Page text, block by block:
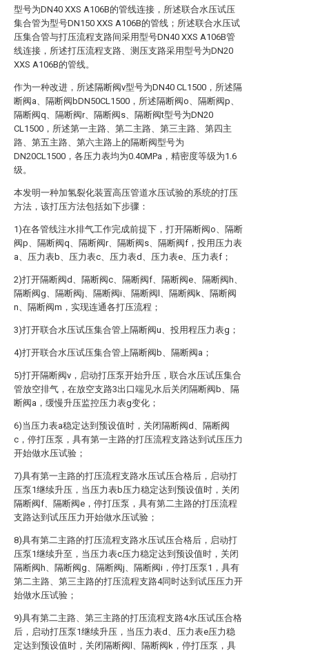
型号为DN40 XXS A106B的管线连接，所述联合水压试压
集合管为型号DN150 XXS A106B的管线；所述联合水压试
压集合管与打压流程支路间采用型号DN40 XXS A106B管
线连接，所述打压流程支路、测压支路采用型号为DN20
XXS A106B的管线。
作为一种改进，所述隔断阀v型号为DN40 CL1500，所述隔
断阀a、隔断阀bDN50CL1500，所述隔断阀o、隔断阀p、
隔断阀q、隔断阀r、隔断阀s、隔断阀t型号为DN20
CL1500，所述第一主路、第二主路、第三主路、第四主
路、第五主路、第六主路上的隔断阀型号为
DN20CL1500，各压力表均为0.40MPa，精密度等级为1.6
级。
本发明一种加氢裂化装置高压管道水压试验的系统的打压
方法，该打压方法包括如下步骤：
1)在各管线注水排气工作完成前提下，打开隔断阀o、隔断
阀p、隔断阀q、隔断阀r、隔断阀s、隔断阀f，投用压力表
a、压力表b、压力表c、压力表d、压力表e、压力表f；
2)打开隔断阀d、隔断阀c、隔断阀f、隔断阀e、隔断阀h、
隔断阀g、隔断阀j、隔断阀i、隔断阀l、隔断阀k、隔断阀
n、隔断阀m，实现连通各打压流程；
3)打开联合水压试压集合管上隔断阀u、投用程压力表g；
4)打开联合水压试压集合管上隔断阀b、隔断阀a；
5)打开隔断阀v，启动打压泵开始升压，联合水压试压集合
管放空排气，在放空支路3出口端见水后关闭隔断阀b、隔
断阀a，缓慢升压监控压力表g变化；
6)当压力表a稳定达到预设值时，关闭隔断阀d、隔断阀
c，停打压泵，具有第一主路的打压流程支路达到试压压力
开始做水压试验；
7)具有第一主路的打压流程支路水压试压合格后，启动打
压泵1继续升压，当压力表b压力稳定达到预设值时，关闭
隔断阀f、隔断阀e，停打压泵，具有第二主路的打压流程
支路达到试压压力开始做水压试验；
8)具有第二主路的打压流程支路水压试压合格后，启动打
压泵1继续升至，当压力表c压力稳定达到预设值时，关闭
隔断阀h、隔断阀g、隔断阀j、隔断阀i，停打压泵1，具有
第二主路、第三主路的打压流程支路4同时达到试压压力开
始做水压试验；
9)具有第二主路、第三主路的打压流程支路4水压试压合格
后，启动打压泵1继续升压，当压力表d、压力表e压力稳
定达到预设值时，关闭隔断阀l、隔断阀k，停打压泵，具